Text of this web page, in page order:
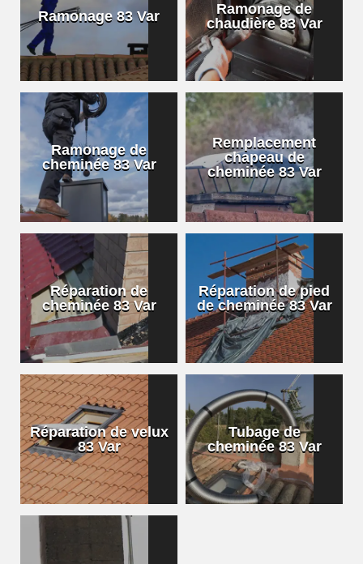
Ramonage 83 Var
Ramonage de
chaudière 83 Var
Ramonage de
cheminée 83 Var
Remplacement
chapeau de
cheminée 83 Var
Réparation de
cheminée 83 Var
Réparation de pied
de cheminée 83 Var
Réparation de velux
83 Var
Tubage de
cheminée 83 Var